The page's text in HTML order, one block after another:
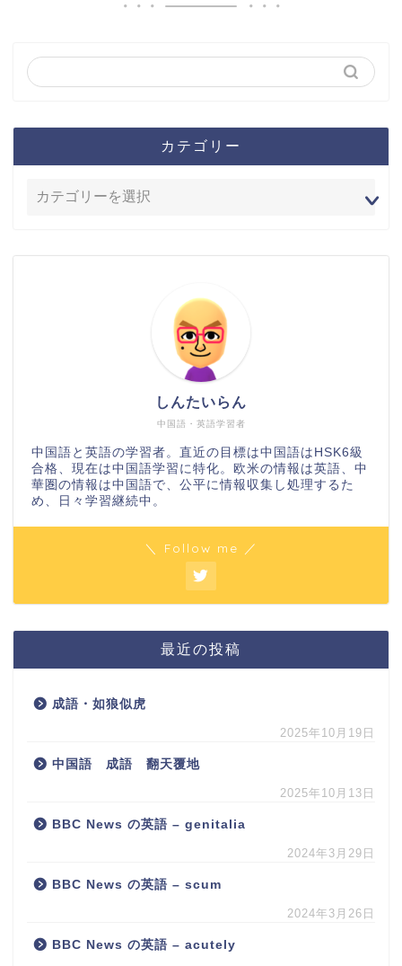
カテゴリー
中国語・英語学習者
しんたいらん
中国語と英語の学習者。直近の目標は中国語はHSK6級
合格、現在は中国語学習に特化。欧米の情報は英語、中
華圏の情報は中国語で、公平に情報収集し処理するた
め、日々学習継続中。
＼ Follow me ／
最近の投稿
成語・如狼似虎
2025年10月19日
中国語 成語 翻天覆地
2025年10月13日
BBC News の英語 – genitalia
2024年3月29日
BBC News の英語 – scum
2024年3月26日
BBC News の英語 – acutely